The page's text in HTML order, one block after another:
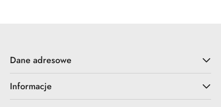
Dane adresowe
Informacje